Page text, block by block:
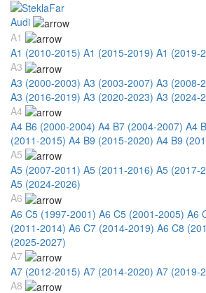
Audi
A1
A1 (2010-2015) A1 (2015-2019) A1 (2019-
A3
A3 (2000-2003) A3 (2003-2007) A3 (2008-
A3 (2016-2019) A3 (2020-2023) A3 (2024-
A4
A4 B6 (2000-2004) A4 B7 (2004-2007) A4
(2011-2015) A4 B9 (2015-2020) A4 B9
A5
A5 (2007-2011) A5 (2011-2016) A5 (2017-
A5 (2024-2026)
A6
A6 C5 (1997-2001) A6 C5 (2001-2005) A6
(2011-2014) A6 C7 (2014-2019) A6 C8
(2025-2027)
A7
A7 (2012-2015) A7 (2014-2020) A7 (2019-
A8